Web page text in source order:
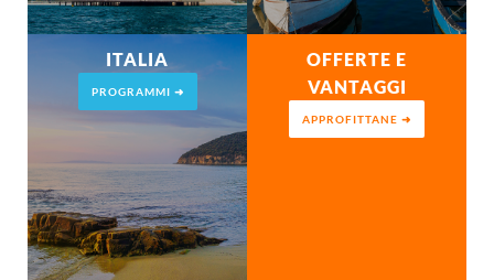
ITALIA
PROGRAMMI ➜
OFFERTE E
VANTAGGI
APPROFITTANE ➜